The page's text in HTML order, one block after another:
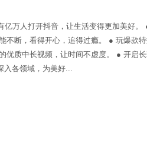
亿万人打开抖音，让生活变得更加美好
不断，看得开心，追得过瘾。 ● 玩爆款
优质中长视频，让时间不虚度。 ● 开启
入各领域，为美好...